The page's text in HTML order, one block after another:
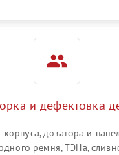
и дефектовка
дозатора и
ремня, ТЭНа,